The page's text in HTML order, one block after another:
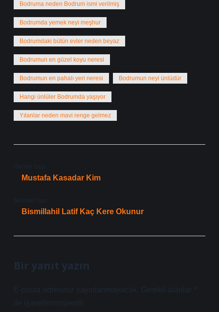
Bodruma neden Bodrum ismi verilmiş
Bodrumda yemek neyi meşhur
Bodrumdaki bütün evler neden beyaz
Bodrumun en güzel koyu neresi
Bodrumun en pahalı yeri neresi Bodrumun neyi ünlüdür
Hangi ünlüler Bodrumda yaşıyor
Yılanlar neden mavi renge gelmez
Önceki Yazı
Mustafa Kasadar Kim
Sonraki Yazı
Bismillahil Latif Kaç Kere Okunur
Bir yanıt yazın
E-posta adresiniz yayınlanmayacak. Gerekli alanlar *
ile işaretlenmişlerdir